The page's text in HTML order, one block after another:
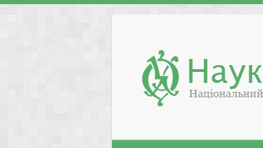
content